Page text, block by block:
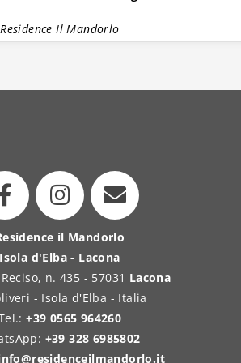
Residence Il Mandorlo
il Mandorlo
Isola d'Elba - Lacona
n. 435 - 57031 Lacona
- Isola d'Elba - Italia
+39 0565 964260
+39 328 6985802